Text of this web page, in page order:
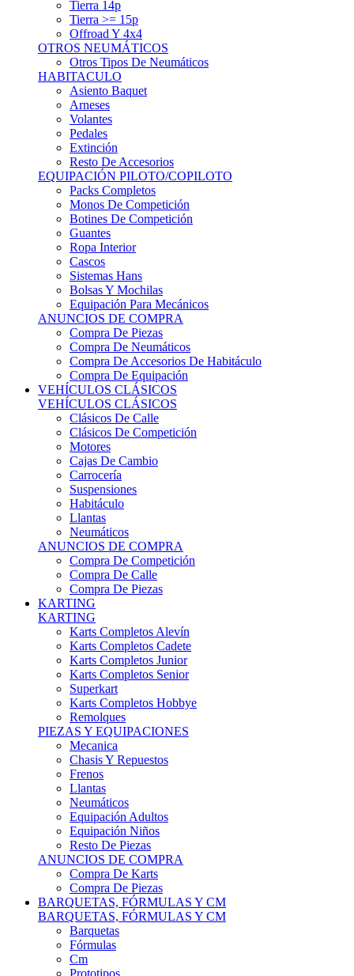
Tierra 14p
Tierra >= 15p
Offroad Y 4x4
OTROS NEUMÁTICOS
Otros Tipos De Neumáticos
HABITACULO
Asiento Baquet
Arneses
Volantes
Pedales
Extinción
Resto De Accesorios
EQUIPACIÓN PILOTO/COPILOTO
Packs Completos
Monos De Competición
Botines De Competición
Guantes
Ropa Interior
Cascos
Sistemas Hans
Bolsas Y Mochilas
Equipación Para Mecánicos
ANUNCIOS DE COMPRA
Compra De Piezas
Compra De Neumáticos
Compra De Accesorios De Habitáculo
Compra De Equipación
VEHÍCULOS CLÁSICOS
VEHÍCULOS CLÁSICOS
Clásicos De Calle
Clásicos De Competición
Motores
Cajas De Cambio
Carrocería
Suspensiones
Habitáculo
Llantas
Neumáticos
ANUNCIOS DE COMPRA
Compra De Competición
Compra De Calle
Compra De Piezas
KARTING
KARTING
Karts Completos Alevín
Karts Completos Cadete
Karts Completos Junior
Karts Completos Senior
Superkart
Karts Completos Hobbye
Remolques
PIEZAS Y EQUIPACIONES
Mecanica
Chasis Y Repuestos
Frenos
Llantas
Neumáticos
Equipación Adultos
Equipación Niños
Resto De Piezas
ANUNCIOS DE COMPRA
Compra De Karts
Compra De Piezas
BARQUETAS, FÓRMULAS Y CM
BARQUETAS, FÓRMULAS Y CM
Barquetas
Fórmulas
Cm
Prototipos